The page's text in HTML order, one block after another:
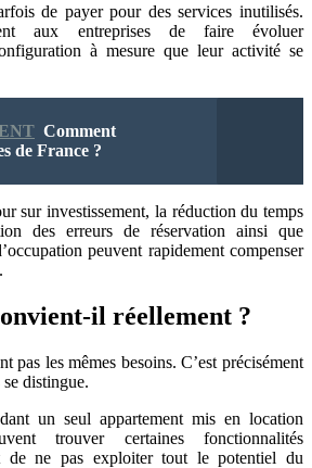
de payer pour des services inutilisés.
aux entreprises de faire évoluer
à mesure que leur activité se
Comment
de France ?
sur investissement, la réduction du temps
des erreurs de réservation ainsi que
peuvent rapidement compenser
il réellement ?
pas les mêmes besoins. C’est précisément
distingue.
un seul appartement mis en location
trouver certaines fonctionnalités
de ne pas exploiter tout le potentiel du